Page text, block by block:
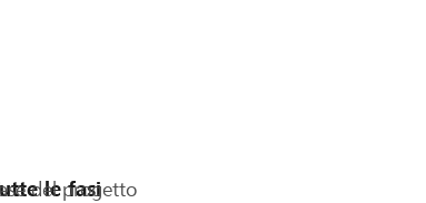
del progetto